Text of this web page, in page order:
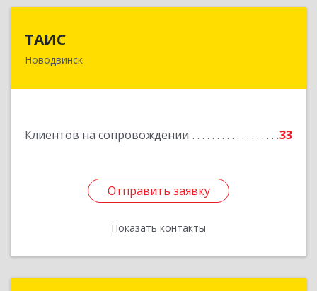
ТАИС
Новодвинск
Клиентов на сопровождении 33
Отправить заявку
Показать контакты
164902, Архангельская обл, Новодвинск г,
Отправить заявку
Назад